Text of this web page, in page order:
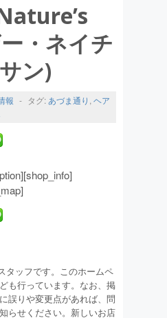
・ネイチ
ン)
報 - タグ: あづま通り , ヘア
タッフです。このホームペ
も行っています。なお、掲
誤りや変更点があれば、問
らせください。新しいお店